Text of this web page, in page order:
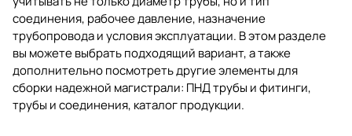
соединения, рабочее давление, назначение
трубопровода и условия эксплуатации. В этом разделе
вы можете выбрать подходящий вариант, а также
дополнительно посмотреть другие элементы для
сборки надежной магистрали: ПНД трубы и фитинги,
трубы и соединения, каталог продукции.